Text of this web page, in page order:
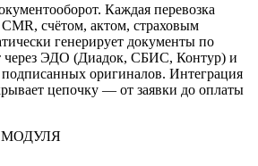
Каждая перевозка
счётом, актом, страховым
генерирует документы по
через ЭДО (Диадок, СБИС, Контур) и
подписанных оригиналов. Интеграция
цепочку — от заявки до оплаты